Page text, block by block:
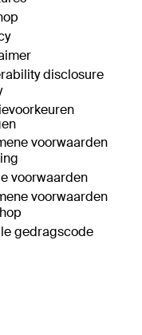
disclosure
voorwaarden
voorwaarden
voorwaarden
gedragscode